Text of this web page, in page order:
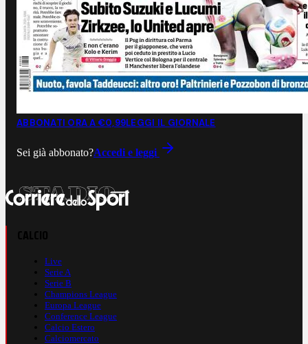
ABBONATI ORA A €0,99LEGGI IL GIORNALE
Sei già abbonato?Accedi e leggi
Live
Serie A
Serie B
Champions League
Europa League
Conference League
Calcio Estero
Calciomercato